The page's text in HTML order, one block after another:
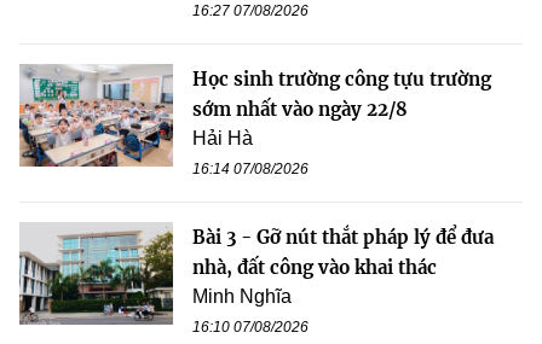
16:27 07/08/2026
Học sinh trường công tựu trường
sớm nhất vào ngày 22/8
Hải Hà
16:14 07/08/2026
Bài 3 - Gỡ nút thắt pháp lý để đưa
nhà, đất công vào khai thác
Minh Nghĩa
16:10 07/08/2026